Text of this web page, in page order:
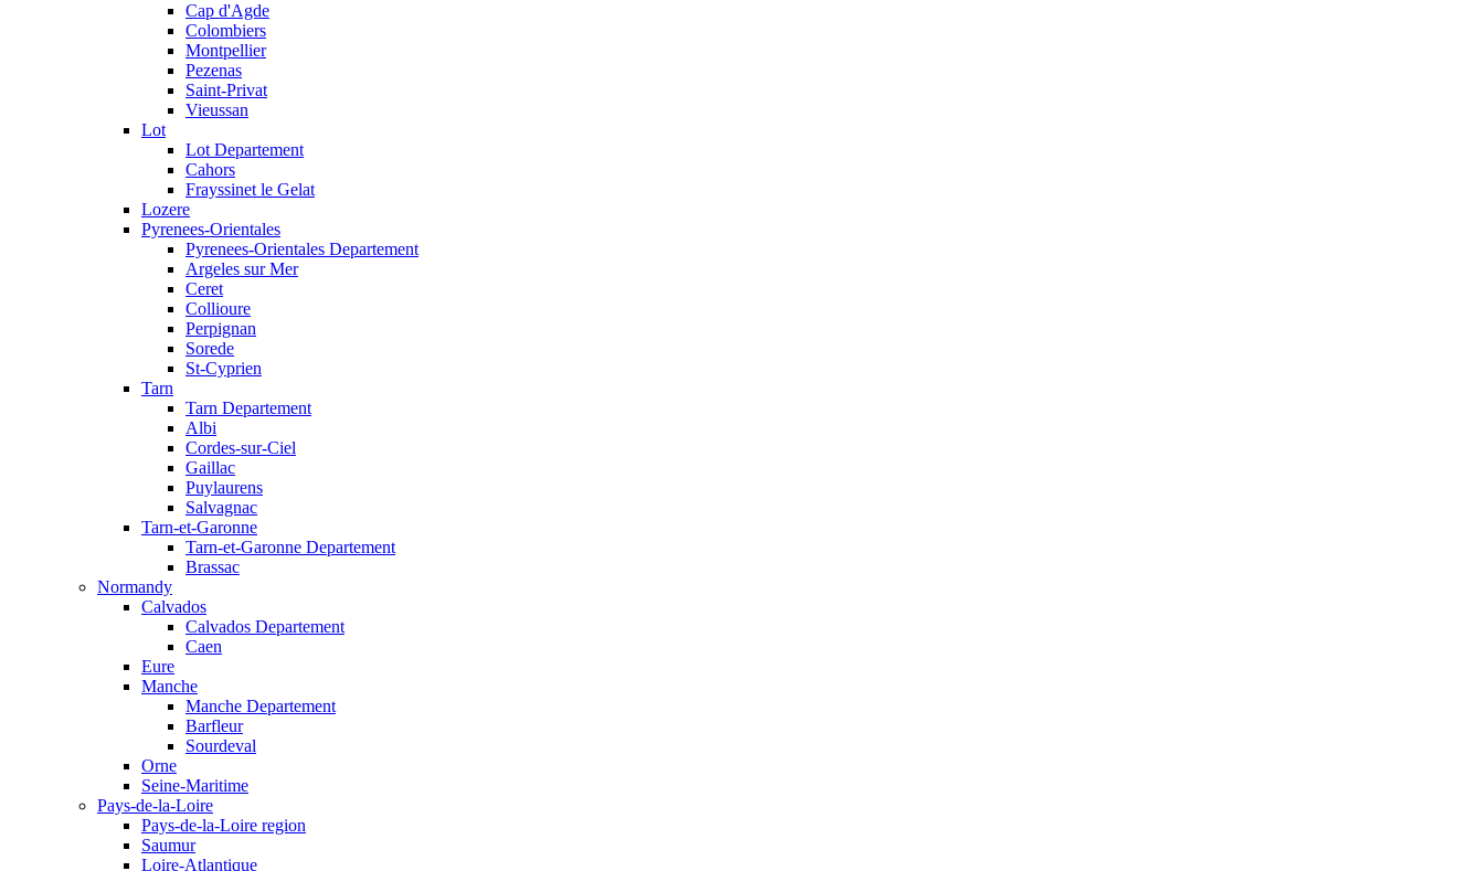
Cap d'Agde
Colombiers
Montpellier
Pezenas
Saint-Privat
Vieussan
Lot
Lot Departement
Cahors
Frayssinet le Gelat
Lozere
Pyrenees-Orientales
Pyrenees-Orientales Departement
Argeles sur Mer
Ceret
Collioure
Perpignan
Sorede
St-Cyprien
Tarn
Tarn Departement
Albi
Cordes-sur-Ciel
Gaillac
Puylaurens
Salvagnac
Tarn-et-Garonne
Tarn-et-Garonne Departement
Brassac
Normandy
Calvados
Calvados Departement
Caen
Eure
Manche
Manche Departement
Barfleur
Sourdeval
Orne
Seine-Maritime
Pays-de-la-Loire
Pays-de-la-Loire region
Saumur
Loire-Atlantique